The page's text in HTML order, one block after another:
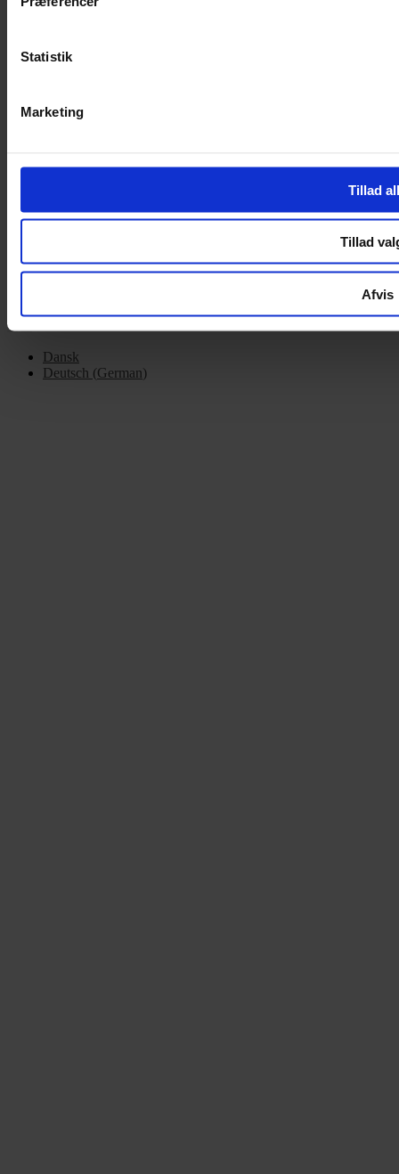
Statistik
Marketing
Tillad
Tillad
Afvis
Om Yarn Every Wear
Mandag – Fredag 10:00 – 17:30
Copyright © 2022.Design & hosting by Webhuset Ballum ApS
Dansk
Deutsch (German)